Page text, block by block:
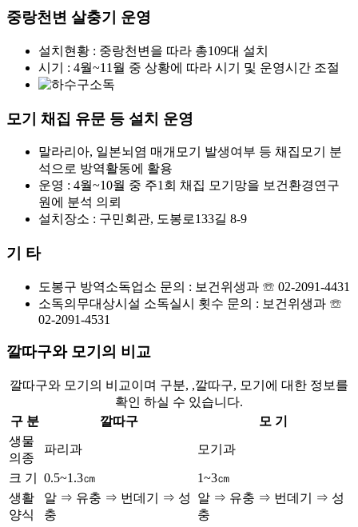
중랑천변 살충기 운영
설치현황 : 중랑천변을 따라 총109대 설치
시기 : 4월~11월 중 상황에 따라 시기 및 운영시간 조절
모기 채집 유문 등 설치 운영
말라리아, 일본뇌염 매개모기 발생여부 등 채집모기 분
석으로 방역활동에 활용
운영 : 4월~10월 중 주1회 채집 모기망을 보건환경연구
원에 분석 의뢰
설치장소 : 구민회관, 도봉로133길 8-9
기 타
도봉구 방역소독업소 문의 : 보건위생과 ☏ 02-2091-4431
소독의무대상시설 소독실시 횟수 문의 : 보건위생과 ☏
02-2091-4531
깔따구와 모기의 비교
깔따구와 모기의 비교이며 구분, ,깔따구, 모기에 대한 정보를
확인 하실 수 있습니다.
구 분
깔따구
모 기
생물
의종
파리과 모기과
크 기 0.5~1.3㎝
1~3㎝
생활
양식
알 ⇒ 유충 ⇒ 번데기 ⇒ 성
충
알 ⇒ 유충 ⇒ 번데기 ⇒ 성
충